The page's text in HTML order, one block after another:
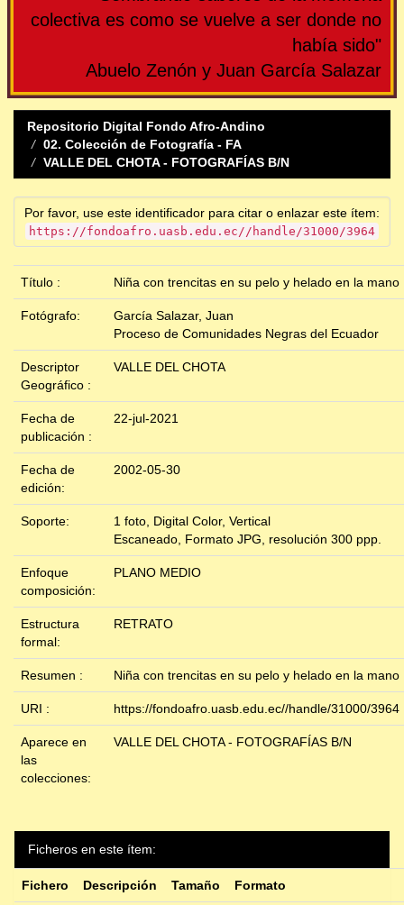
colectiva es como se vuelve a ser donde no
había sido"
Abuelo Zenón y Juan García Salazar
Repositorio Digital Fondo Afro-Andino
02. Colección de Fotografía - FA
VALLE DEL CHOTA - FOTOGRAFÍAS B/N
Por favor, use este identificador para citar o enlazar este ítem:
https://fondoafro.uasb.edu.ec//handle/31000/3964
Título : Niña con trencitas en su pelo y helado en la mano
Fotógrafo:
García Salazar, Juan
Proceso de Comunidades Negras del Ecuador
Descriptor
Geográfico :
VALLE DEL CHOTA
Fecha de
publicación :
22-jul-2021
Fecha de
edición:
2002-05-30
Soporte:
1 foto, Digital Color, Vertical
Escaneado, Formato JPG, resolución 300 ppp.
Enfoque
composición:
PLANO MEDIO
Estructura
formal:
RETRATO
Resumen : Niña con trencitas en su pelo y helado en la mano
URI : https://fondoafro.uasb.edu.ec//handle/31000/3964
Aparece en
las
colecciones:
VALLE DEL CHOTA - FOTOGRAFÍAS B/N
Ficheros en este ítem:
Fichero Descripción Tamaño Formato